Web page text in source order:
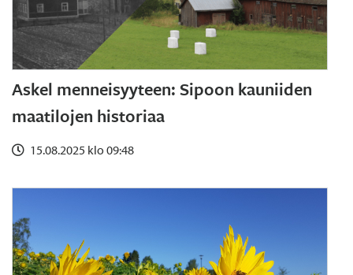
Askel menneisyyteen: Sipoon kauniiden
maatilojen historiaa
15.08.2025 klo 09:48